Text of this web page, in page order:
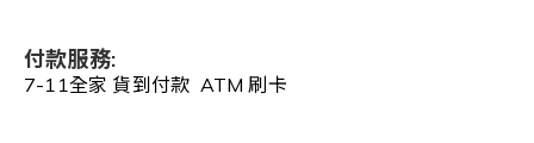
付款服務:
7-11全家 貨到付款 ATM 刷卡